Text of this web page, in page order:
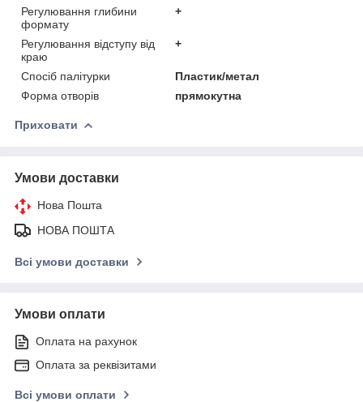
Регулювання глибини
формату
+
Регулювання відступу від
краю
+
Спосіб палітурки
Пластик/метал
Форма отворів
прямокутна
Приховати
Умови доставки
Нова Пошта
НОВА ПОШТА
Всі умови доставки
Умови оплати
Оплата на рахунок
Оплата за реквізитами
Всі умови оплати